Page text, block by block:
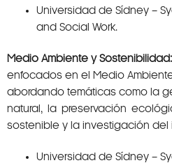
Universidad de Sídney –
and Social Work.
Medio Ambiente y Sostenibilidad:
enfocados en el Medio
abordando temáticas como la
natural, la preservación
sostenible y la investigación del
Universidad de Sídney –